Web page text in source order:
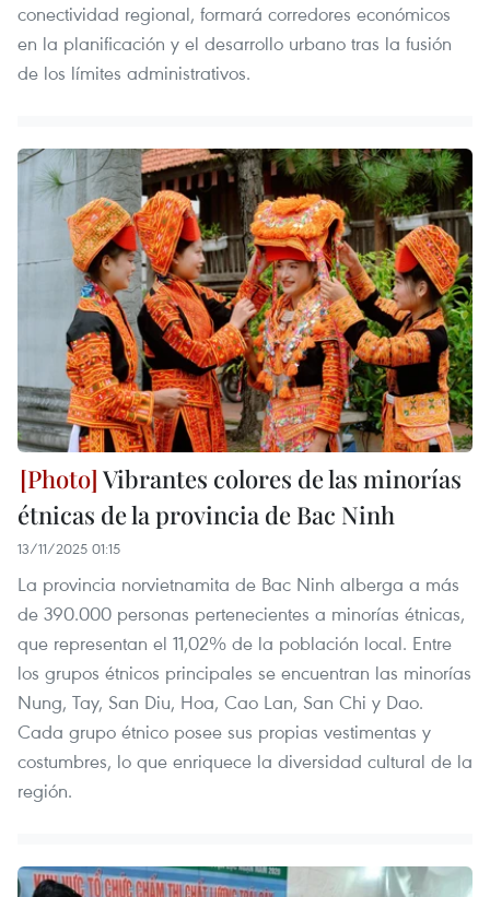
conectividad regional, formará corredores económicos
en la planificación y el desarrollo urbano tras la fusión
de los límites administrativos.
Vibrantes colores de las minorías
étnicas de la provincia de Bac Ninh
13/11/2025 01:15
La provincia norvietnamita de Bac Ninh alberga a más
de 390.000 personas pertenecientes a minorías étnicas,
que representan el 11,02% de la población local. Entre
los grupos étnicos principales se encuentran las minorías
Nung, Tay, San Diu, Hoa, Cao Lan, San Chi y Dao.
Cada grupo étnico posee sus propias vestimentas y
costumbres, lo que enriquece la diversidad cultural de la
región.